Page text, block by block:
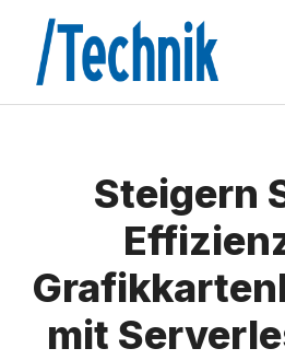
Inhalt
springen
Steigern
mit